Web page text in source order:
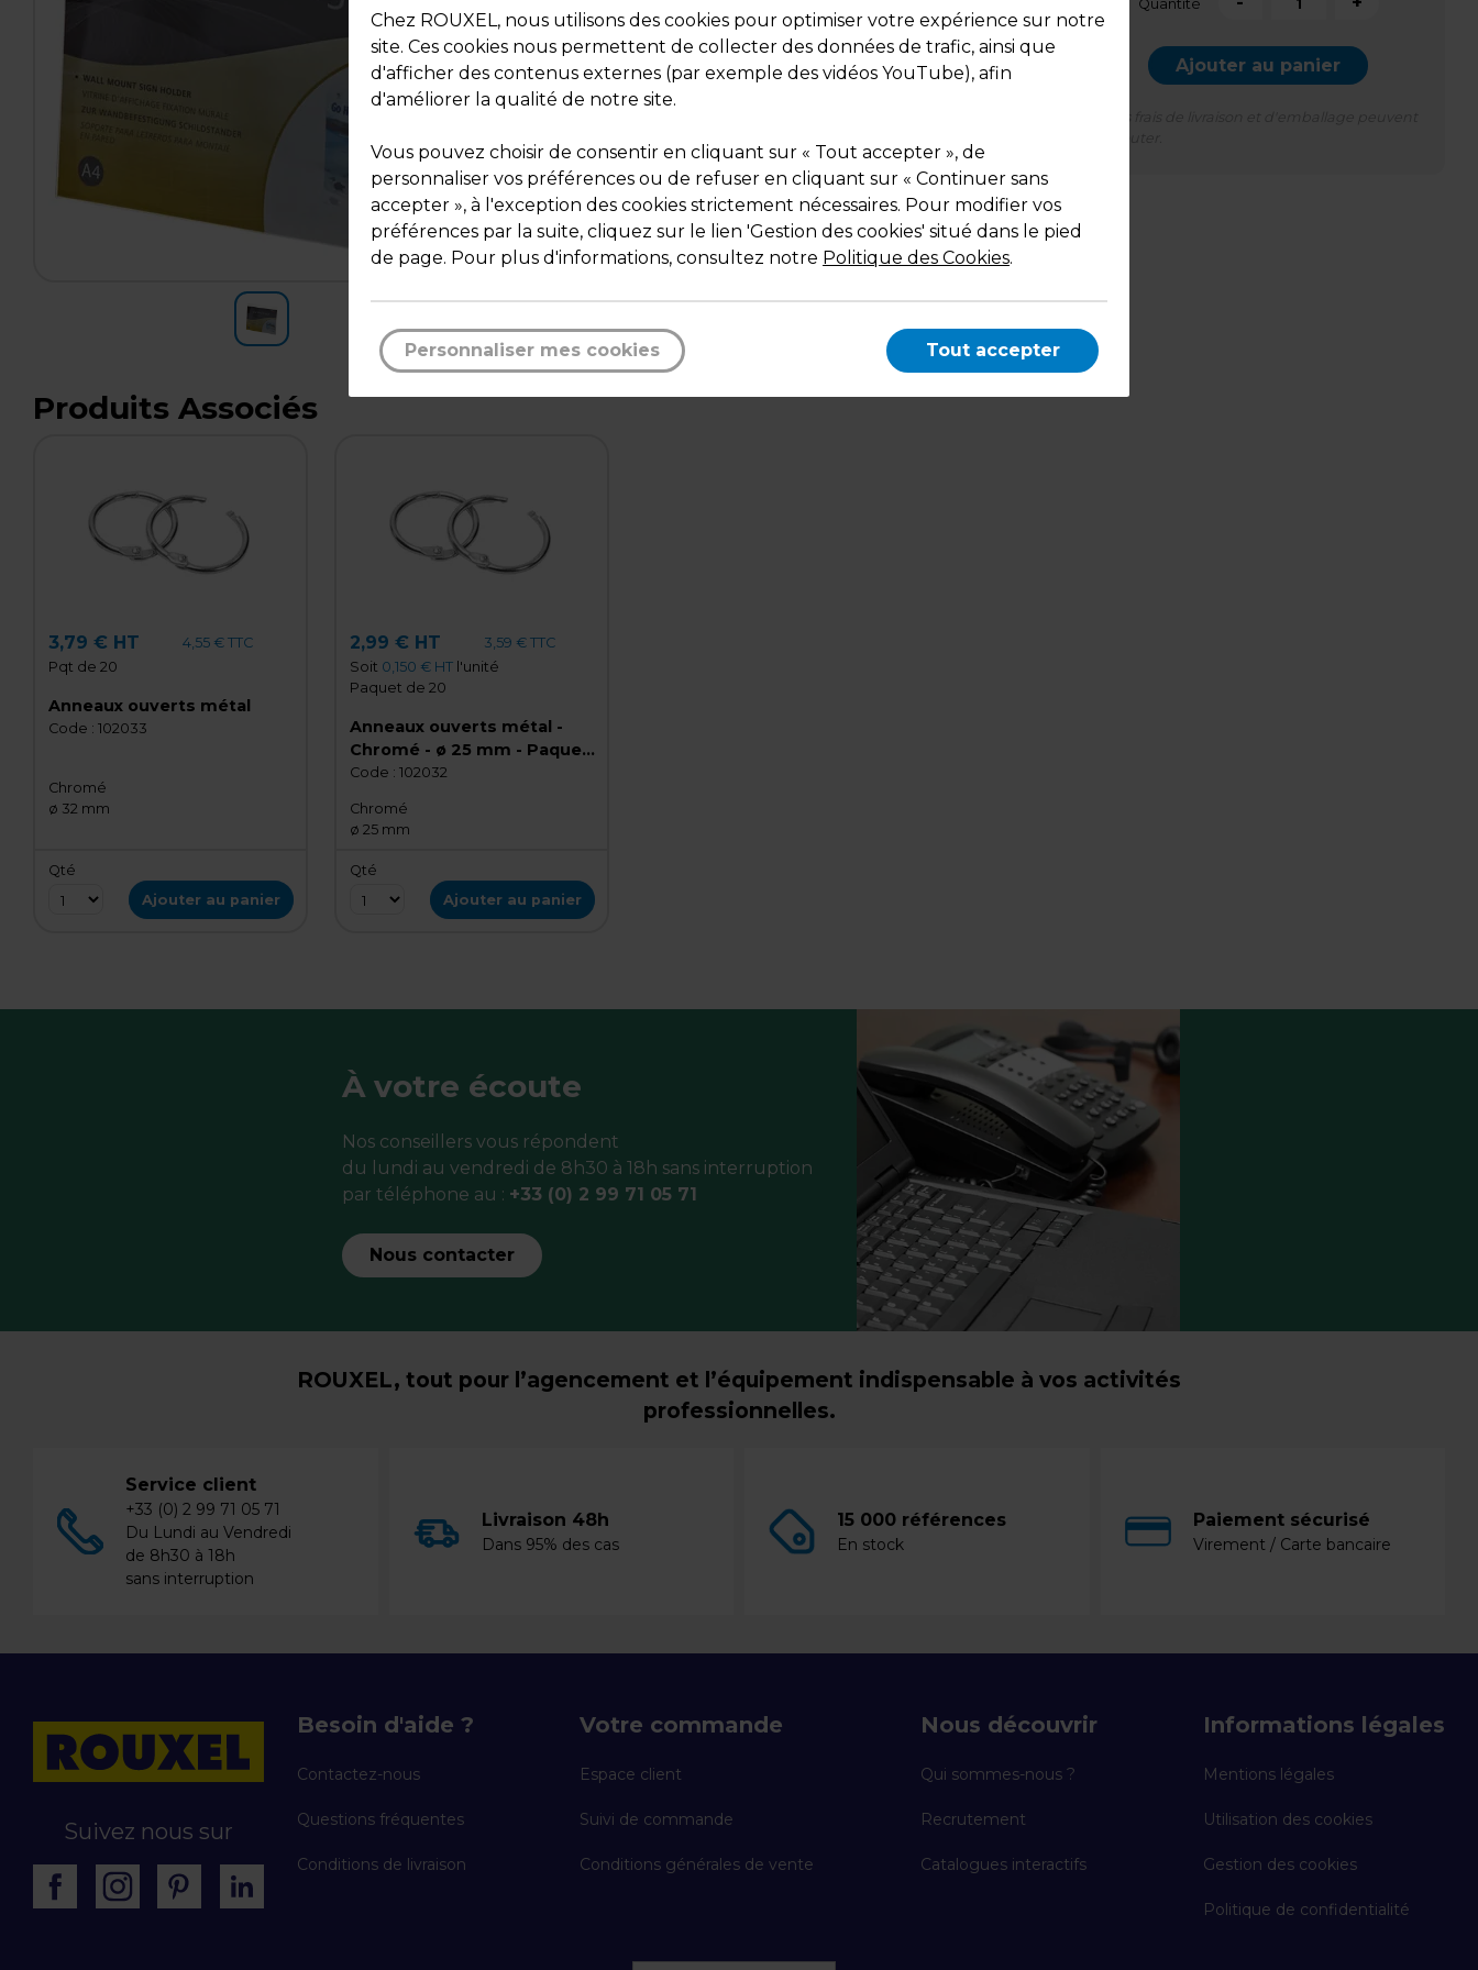
Quantité
Ajouter au panier
Description
Mural ou à suspendre. Avec 2 trous de fixation.
Capacité : A4
Produits Associés
3,79 € HT
4,55 € TTC
Pqt de 20
Anneaux ouverts métal
Code : 102033
Chromé
ø 32 mm
Qté
Ajouter au panier
2,99 € HT
3,59 € TTC
Soit 0,150 € HTl'unité
Paquet de 20
Anneaux ouverts métal -
Chromé - ø 25 mm - Paquet
de 20
Code : 102032
Chromé
ø 25 mm
Qté
Ajouter au panier
À votre écoute
Nos conseillers vous répondent
du lundi au vendredi de 8h30 à 18h sans interruption
par téléphone au : +33 (0) 2 99 71 05 71
Nous contacter
ROUXEL, tout pour l’agencement et l’équipement indispensable à vos activités
professionnelles.
Service client
+33 (0) 2 99 71 05 71
Du Lundi au Vendredi
de 8h30 à 18h
sans interruption
Livraison 48h
Dans 95% des cas
15 000 références
En stock
Paiement sécurisé
Virement / Carte bancaire
Suivez nous sur
Besoin d'aide ?
Contactez-nous
Questions fréquentes
Conditions de livraison
Votre commande
Espace client
Suivi de commande
Conditions générales de vente
Nous découvrir
Qui sommes-nous ?
Recrutement
Catalogues interactifs
Informations légales
Mentions légales
Utilisation des cookies
Gestion des cookies
Politique de confidentialité
Chez ROUXEL, nous utilisons des cookies pour optimiser votre expérience sur notre
site. Ces cookies nous permettent de collecter des données de trafic, ainsi que
d'afficher des contenus externes (par exemple des vidéos YouTube), afin
d'améliorer la qualité de notre site.
Vous pouvez choisir de consentir en cliquant sur « Tout accepter », de
personnaliser vos préférences ou de refuser en cliquant sur « Continuer sans
accepter », à l'exception des cookies strictement nécessaires. Pour modifier vos
préférences par la suite, cliquez sur le lien 'Gestion des cookies' situé dans le pied
de page. Pour plus d'informations, consultez notre Politique des Cookies.
Personnaliser mes cookies Tout accepter